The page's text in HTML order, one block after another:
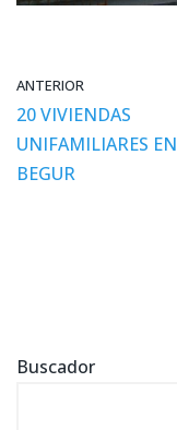
ANTERIOR
20 VIVIENDAS
UNIFAMILIARES EN
BEGUR
Buscador